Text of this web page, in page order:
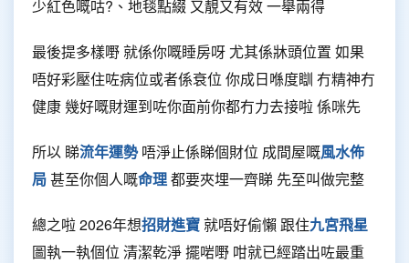
少紅色嘅咕?、地毯點綴 又靚又有效 一舉兩得
最後提多樣嘢 就係你嘅睡房呀 尤其係牀頭位置 如果
唔好彩壓住咗病位或者係衰位 你成日喺度瞓 冇精神冇
健康 幾好嘅財運到咗你面前你都冇力去接啦 係咪先
所以 睇流年運勢唔淨止係睇個財位 成間屋嘅風水佈
局甚至你個人嘅命理都要夾埋一齊睇 先至叫做完整
總之啦 2026年想招財進寶就唔好偷懶 跟住九宮飛星
圖執一執個位 清潔乾淨 擺啱嘢 咁就已經踏出咗最重